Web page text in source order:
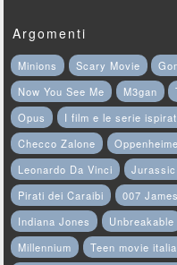
Argomenti
Minions Scary Movie
Now You See Me
M3gan
Opus
I film e le serie
Checco Zalone
Leonardo Da Vinci
Pirati dei Caraibi
007
Indiana Jones
Unbreakable
Millennium
Teen movie